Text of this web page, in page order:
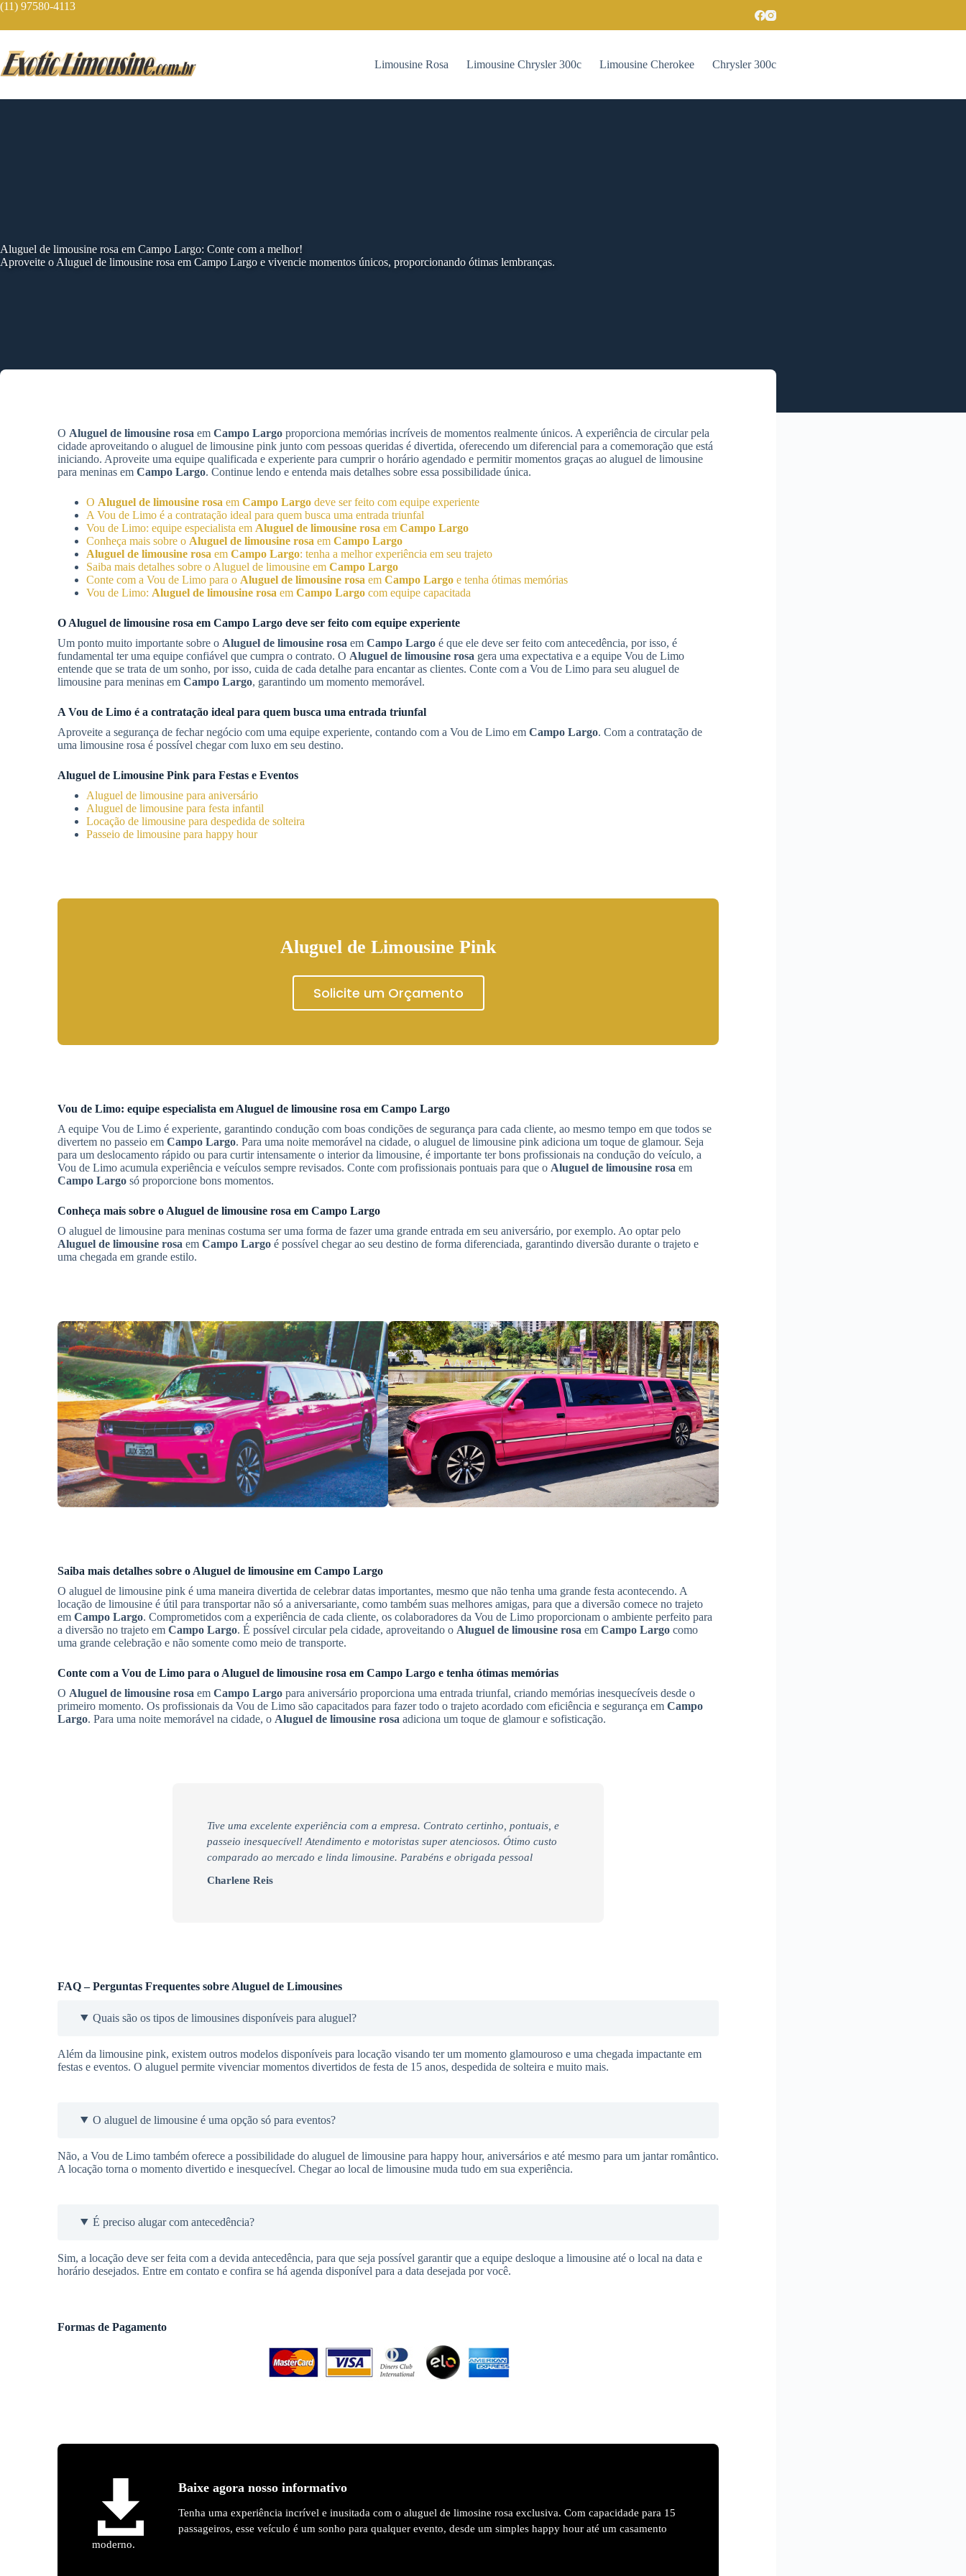
Skip
content
(11) 97580-4113
Limousine Rosa Limousine Chrysler 300c Limousine Cherokee Chrysler 300c
Aluguel de limousine rosa em Campo Largo: Conte com a melhor!
Aproveite o Aluguel de limousine rosa em Campo Largo e vivencie momentos únicos, proporcionando ótimas lembranças.
O Aluguel de limousine rosa em Campo Largo proporciona memórias incríveis de momentos realmente únicos. A experiência de circular pela
cidade aproveitando o aluguel de limousine pink junto com pessoas queridas é divertida, oferecendo um diferencial para a comemoração que está
iniciando. Aproveite uma equipe qualificada e experiente para cumprir o horário agendado e permitir momentos graças ao aluguel de limousine
para meninas em Campo Largo. Continue lendo e entenda mais detalhes sobre essa possibilidade única.
O Aluguel de limousine rosa em Campo Largo deve ser feito com equipe experiente
A Vou de Limo é a contratação ideal para quem busca uma entrada triunfal
Vou de Limo: equipe especialista em Aluguel de limousine rosa em Campo Largo
Conheça mais sobre o Aluguel de limousine rosa em Campo Largo
Aluguel de limousine rosa em Campo Largo: tenha a melhor experiência em seu trajeto
Saiba mais detalhes sobre o Aluguel de limousine em Campo Largo
Conte com a Vou de Limo para o Aluguel de limousine rosa em Campo Largo e tenha ótimas memórias
Vou de Limo: Aluguel de limousine rosa em Campo Largo com equipe capacitada
O Aluguel de limousine rosa em Campo Largo deve ser feito com equipe experiente
Um ponto muito importante sobre o Aluguel de limousine rosa em Campo Largo é que ele deve ser feito com antecedência, por isso, é
fundamental ter uma equipe confiável que cumpra o contrato. O Aluguel de limousine rosa gera uma expectativa e a equipe Vou de Limo
entende que se trata de um sonho, por isso, cuida de cada detalhe para encantar as clientes. Conte com a Vou de Limo para seu aluguel de
limousine para meninas em Campo Largo, garantindo um momento memorável.
A Vou de Limo é a contratação ideal para quem busca uma entrada triunfal
Aproveite a segurança de fechar negócio com uma equipe experiente, contando com a Vou de Limo em Campo Largo. Com a contratação de
uma limousine rosa é possível chegar com luxo em seu destino.
Aluguel de Limousine Pink para Festas e Eventos
Aluguel de limousine para aniversário
Aluguel de limousine para festa infantil
Locação de limousine para despedida de solteira
Passeio de limousine para happy hour
Aluguel de Limousine Pink
Solicite um Orçamento
Vou de Limo: equipe especialista em Aluguel de limousine rosa em Campo Largo
A equipe Vou de Limo é experiente, garantindo condução com boas condições de segurança para cada cliente, ao mesmo tempo em que todos se
divertem no passeio em Campo Largo. Para uma noite memorável na cidade, o aluguel de limousine pink adiciona um toque de glamour. Seja
para um deslocamento rápido ou para curtir intensamente o interior da limousine, é importante ter bons profissionais na condução do veículo, a
Vou de Limo acumula experiência e veículos sempre revisados. Conte com profissionais pontuais para que o Aluguel de limousine rosa em
Campo Largo só proporcione bons momentos.
Conheça mais sobre o Aluguel de limousine rosa em Campo Largo
O aluguel de limousine para meninas costuma ser uma forma de fazer uma grande entrada em seu aniversário, por exemplo. Ao optar pelo
Aluguel de limousine rosa em Campo Largo é possível chegar ao seu destino de forma diferenciada, garantindo diversão durante o trajeto e
uma chegada em grande estilo.
Saiba mais detalhes sobre o Aluguel de limousine em Campo Largo
O aluguel de limousine pink é uma maneira divertida de celebrar datas importantes, mesmo que não tenha uma grande festa acontecendo. A
locação de limousine é útil para transportar não só a aniversariante, como também suas melhores amigas, para que a diversão comece no trajeto
em Campo Largo. Comprometidos com a experiência de cada cliente, os colaboradores da Vou de Limo proporcionam o ambiente perfeito para
a diversão no trajeto em Campo Largo. É possível circular pela cidade, aproveitando o Aluguel de limousine rosa em Campo Largo como
uma grande celebração e não somente como meio de transporte.
Conte com a Vou de Limo para o Aluguel de limousine rosa em Campo Largo e tenha ótimas memórias
O Aluguel de limousine rosa em Campo Largo para aniversário proporciona uma entrada triunfal, criando memórias inesquecíveis desde o
primeiro momento. Os profissionais da Vou de Limo são capacitados para fazer todo o trajeto acordado com eficiência e segurança em Campo
Largo. Para uma noite memorável na cidade, o Aluguel de limousine rosa adiciona um toque de glamour e sofisticação.
Tive uma excelente experiência com a empresa. Contrato certinho, pontuais, e
passeio inesquecível! Atendimento e motoristas super atenciosos. Ótimo custo
comparado ao mercado e linda limousine. Parabéns e obrigada pessoal
Charlene Reis
FAQ – Perguntas Frequentes sobre Aluguel de Limousines
Quais são os tipos de limousines disponíveis para aluguel?
Além da limousine pink, existem outros modelos disponíveis para locação visando ter um momento glamouroso e uma chegada impactante em
festas e eventos. O aluguel permite vivenciar momentos divertidos de festa de 15 anos, despedida de solteira e muito mais.
O aluguel de limousine é uma opção só para eventos?
Não, a Vou de Limo também oferece a possibilidade do aluguel de limousine para happy hour, aniversários e até mesmo para um jantar romântico.
A locação torna o momento divertido e inesquecível. Chegar ao local de limousine muda tudo em sua experiência.
É preciso alugar com antecedência?
Sim, a locação deve ser feita com a devida antecedência, para que seja possível garantir que a equipe desloque a limousine até o local na data e
horário desejados. Entre em contato e confira se há agenda disponível para a data desejada por você.
Formas de Pagamento
Baixe agora nosso informativo
Tenha uma experiência incrível e inusitada com o aluguel de limosine rosa exclusiva. Com capacidade para 15
passageiros, esse veículo é um sonho para qualquer evento, desde um simples happy hour até um casamento
moderno.